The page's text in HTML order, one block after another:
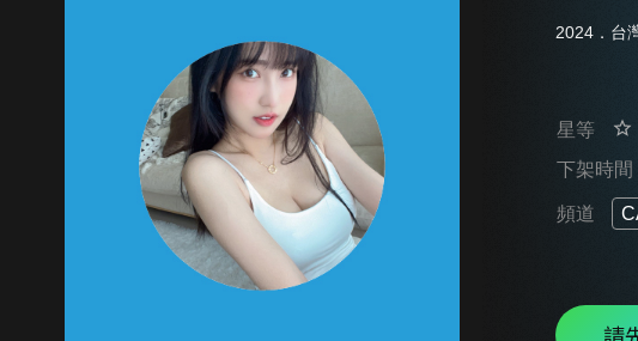
2024．台
星等
下架時間
頻道